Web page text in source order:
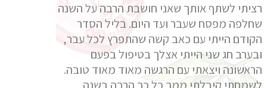
רציתי לשתף אותך שאני חושבת הרבה על השנה
שחלפה מפסח שעבר ועד היום. בליל הסדר
הקודם הייתי עם כאב קשה שהתפרץ לכל עבר,
ובערב חג שני הייתי אצלך בטיפול בפעם
הראשונה ויצאתי עם הרגשה מאוד מאוד טובה.